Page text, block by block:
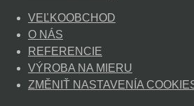
VEĽKOOBCHOD
O NÁS
REFERENCIE
VÝROBA NA MIERU
ZMĚNIŤ NASTAVENÍA